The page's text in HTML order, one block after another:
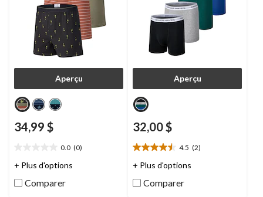
Aperçu
34,99 $
0.0 (0)
étoile(s)
5.
+ Plus d'options
Comparer
Aperçu
32,00 $
4.5 (2)
4.5
étoile(s)
5.
+ Plus d'options
Comparer